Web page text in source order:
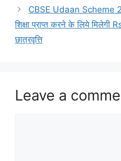
CBSE Udaan Scheme
शिक्षा प्राप्त करने के लिये मिलेगी
छात्रवृत्ति
Leave a